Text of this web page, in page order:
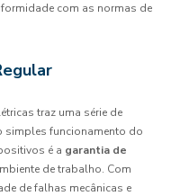
com as normas de
traz uma série de
simples funcionamento do
é a garantia de
de trabalho. Com
de falhas mecânicas e